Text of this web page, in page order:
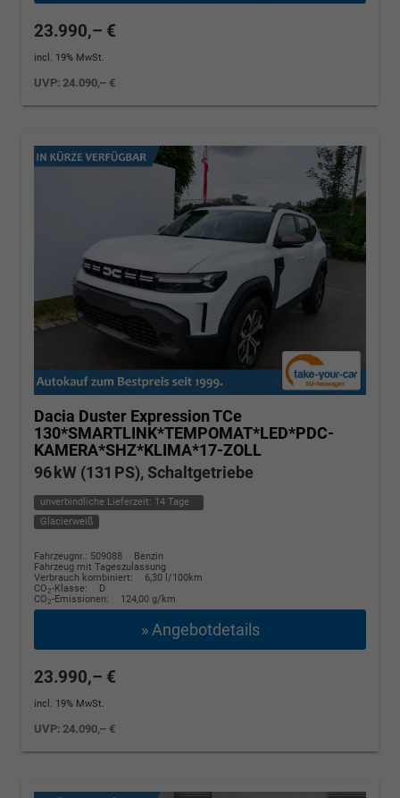
23.990,– €
incl. 19% MwSt.
UVP:24.090,– €
Dacia Duster Expression TCe
130*SMARTLINK*TEMPOMAT*LED*PDC-
KAMERA*SHZ*KLIMA*17-ZOLL
96 kW (131 PS), Schaltgetriebe
unverbindliche Lieferzeit: 14 Tage
Glacierweiß
Fahrzeugnr.: 509088
Benzin
Fahrzeug mit Tageszulassung
Verbrauch kombiniert:
6,30 l/100km
CO2-Klasse:
D
CO2-Emissionen: 124,00 g/km
» Angebotdetails
23.990,– €
incl. 19% MwSt.
UVP:24.090,– €